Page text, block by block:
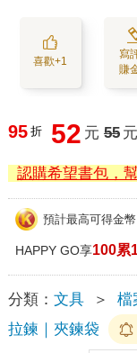
喜歡+1
寫
賺
95 折 52 元 55 元
認購希望書包，
預計最高可得金幣
HAPPY GO享100累
分類： 文具 ＞ 檔
拉鍊｜夾鍊袋